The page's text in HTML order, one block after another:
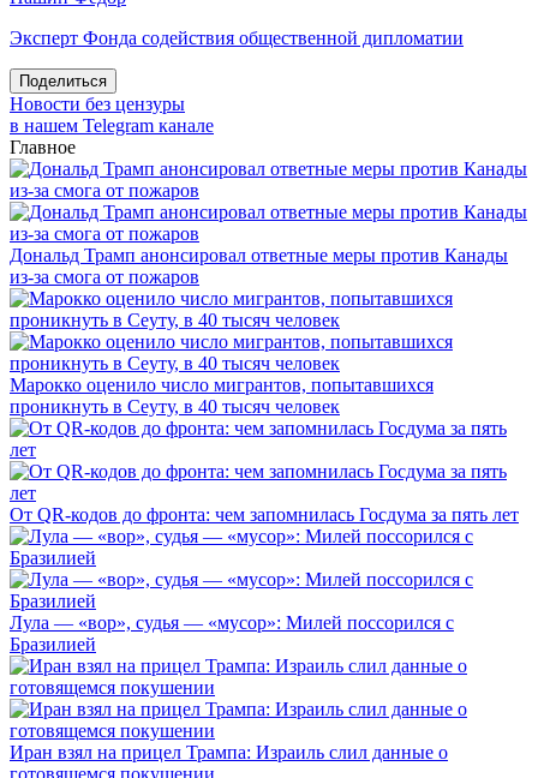
Эксперт Фонда содействия общественной дипломатии
Поделиться
Новости без цензуры
в нашем Telegram канале
Главное
Дональд Трамп анонсировал ответные меры против Канады
из-за смога от пожаров
Марокко оценило число мигрантов, попытавшихся
проникнуть в Сеуту, в 40 тысяч человек
От QR-кодов до фронта: чем запомнилась Госдума за пять лет
Лула — «вор», судья — «мусор»: Милей поссорился с
Бразилией
Иран взял на прицел Трампа: Израиль слил данные о
готовящемся покушении